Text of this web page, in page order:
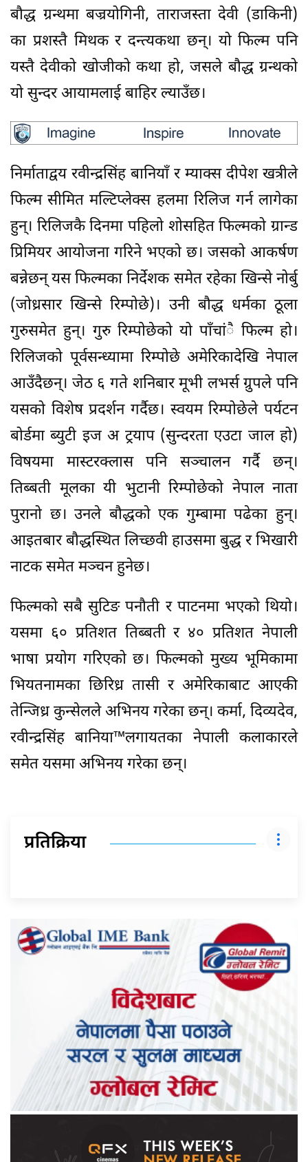
बौद्ध ग्रन्थमा बज्रयोगिनी, ताराजस्ता देवी (डाकिनी)
का प्रशस्तै मिथक र दन्त्यकथा छन्। यो फिल्म पनि
यस्तै देवीको खोजीको कथा हो, जसले बौद्ध ग्रन्थको
यो सुन्दर आयामलाई बाहिर ल्याउँछ।
निर्माताद्वय रवीन्द्रसिंह बानियाँ र म्याक्स दीपेश खत्रीले
फिल्म सीमित मल्टिप्लेक्स हलमा रिलिज गर्न लागेका
हुन्। रिलिजकै दिनमा पहिलो शोसहित फिल्मको ग्रान्ड
प्रिमियर आयोजना गरिने भएको छ। जसको आकर्षण
बन्नेछन् यस फिल्मका निर्देशक समेत रहेका खिन्से नोर्बु
(जोध्रसार खिन्से रिम्पोछे)। उनी बौद्ध धर्मका ठूला
गुरुसमेत हुन्। गुरु रिम्पोछेको यो पाँचांै फिल्म हो।
रिलिजको पूर्वसन्ध्यामा रिम्पोछे अमेरिकादेखि नेपाल
आउँदैछन्। जेठ ६ गते शनिबार मूभी लभर्स ग्रुपले पनि
यसको विशेष प्रदर्शन गर्दैछ। स्वयम रिम्पोछेले पर्यटन
बोर्डमा ब्युटी इज अ ट्रयाप (सुन्दरता एउटा जाल हो)
विषयमा मास्टरक्लास पनि सञ्चालन गर्दै छन्।
तिब्बती मूलका यी भुटानी रिम्पोछेको नेपाल नाता
पुरानो छ। उनले बौद्धको एक गुम्बामा पढेका हुन्।
आइतबार बौद्धस्थित लिच्छवी हाउसमा बुद्ध र भिखारी
नाटक समेत मञ्चन हुनेछ।
फिल्मको सबै सुटिङ पनौती र पाटनमा भएको थियो।
यसमा ६० प्रतिशत तिब्बती र ४० प्रतिशत नेपाली
भाषा प्रयोग गरिएको छ। फिल्मको मुख्य भूमिकामा
भियतनामका छिरिध्र तासी र अमेरिकाबाट आएकी
तेन्जिध्र कुन्सेलले अभिनय गरेका छन्। कर्मा, दिव्यदेव,
रवीन्द्रसिंह बानिया™लगायतका नेपाली कलाकारले
समेत यसमा अभिनय गरेका छन्।
प्रतिक्रिया